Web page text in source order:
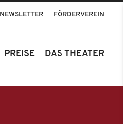
NEWSLETTER FÖRDERVEREIN
PREISE DAS THEATER